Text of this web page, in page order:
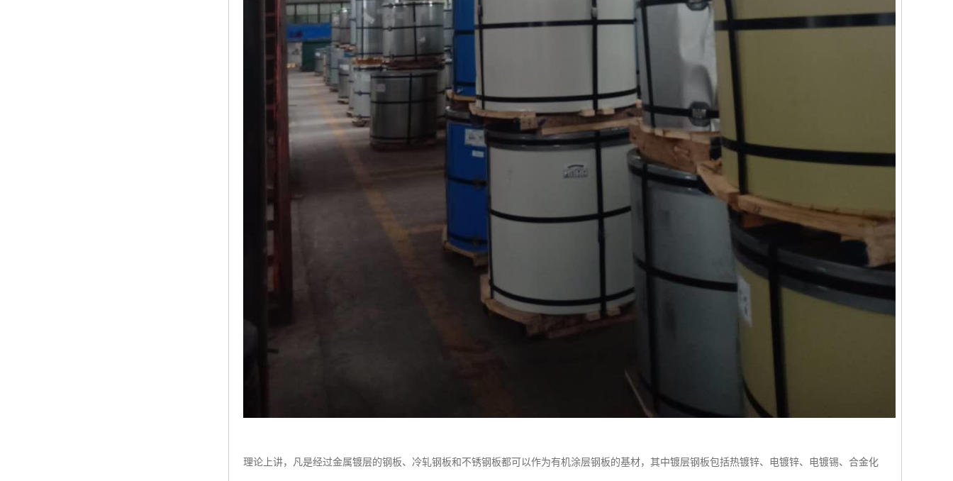
理论上讲，凡是经过金属镀层的钢板、冷轧钢板和不锈钢板都可以作为有机涂层钢板的基材，其中镀层钢板包括热镀锌、电镀锌、电镀锡、合金化